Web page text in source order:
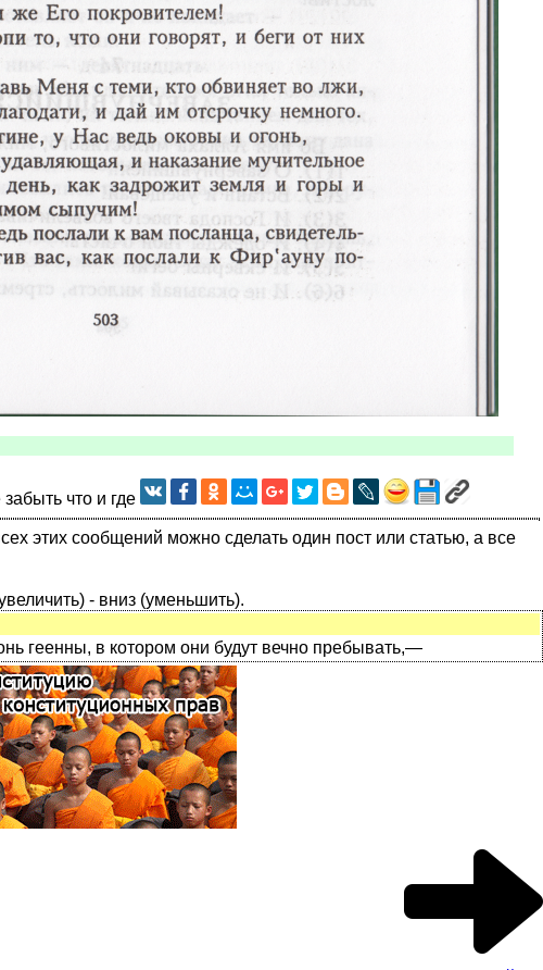
что и где
этих сообщений можно сделать один пост или статью, а все
- вниз (уменьшить).
геенны, в котором они будут вечно пребывать,—